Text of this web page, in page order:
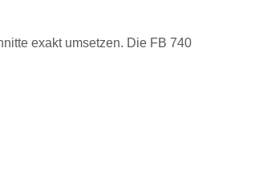
exakt umsetzen. Die FB 740